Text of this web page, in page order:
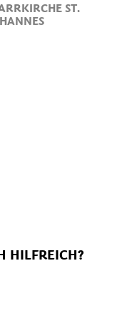
ST.
HILFREICH?